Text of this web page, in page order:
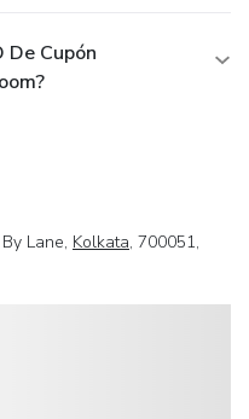
De Cupón
Lane, Kolkata, 700051,